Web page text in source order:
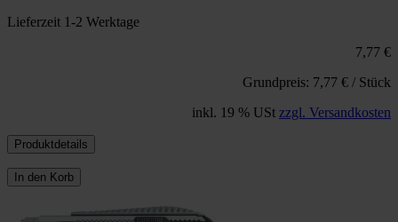
Lieferzeit 1-2 Werktage
7,77 €
Grundpreis: 7,77 € / Stück
inkl. 19 % USt zzgl. Versandkosten
Produktdetails
In den Korb